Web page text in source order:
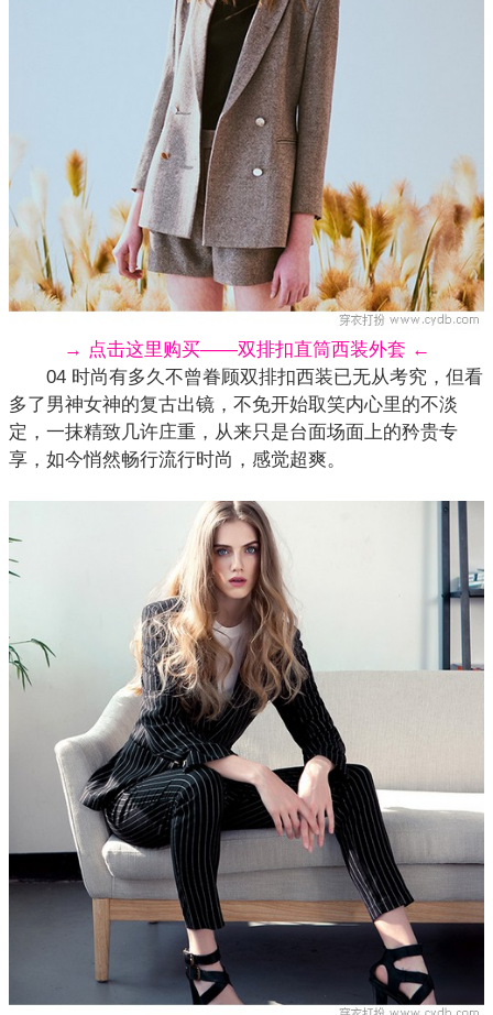
→ 点击这里购买——双排扣直筒西装外套 ←
04 时尚有多久不曾眷顾双排扣西装已无从考究，但看
多了男神女神的复古出镜，不免开始取笑内心里的不淡
定，一抹精致几许庄重，从来只是台面场面上的矜贵专
享，如今悄然畅行流行时尚，感觉超爽。